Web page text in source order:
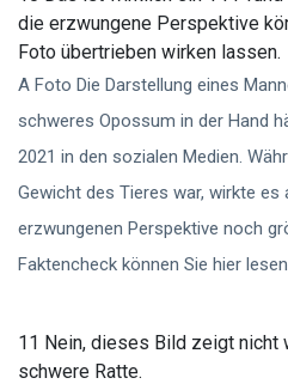
die erzwungene Perspektive
Foto übertrieben wirken lassen.
A Foto Die Darstellung eines
schweres Opossum in der Hand
2021 in den sozialen Medien.
Gewicht des Tieres war, wirkte
erzwungenen Perspektive noch
Faktencheck können Sie hier
11 Nein, dieses Bild zeigt nicht
schwere Ratte.